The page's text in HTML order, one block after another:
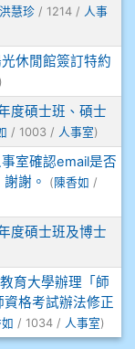
洪慧珍 / 1214 / 人事
休閒館簽訂特約
)
度碩士班、碩士
/ 1003 / 人事室)
室確認email是否
謝。
(陳香如 /
度碩士班及博士
育大學辦理「師
格考試辦法修正
/ 1034 / 人事室)